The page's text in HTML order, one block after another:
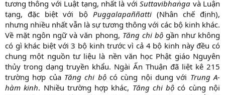
tương thông với Luật tạng, nhất là vớiSuttavibhaṅga và Luận
tạng, đặc biệt với bộ Puggalapaññatti (Nhân chế định),
nhưng nhiều nhất vẫn là sự tương thông với các bộ kinh khác.
Về mặt ngôn ngữ và văn phong, Tăng chi bộgần như không
có gì khác biệt với 3 bộ kinh trước vì cả 4 bộ kinh này đều có
chung một nguồn tư liệu là nền văn học Phật giáo Nguyên
thủy trong dạng truyền khẩu. Ngài Ấn Thuận đã liệt kê 215
trường hợp của Tăng chi bộcó cùng nội dung với Trung A-
hàm kinh. Nhiều trường hợp khác, Tăng chi bộ có cùng nội